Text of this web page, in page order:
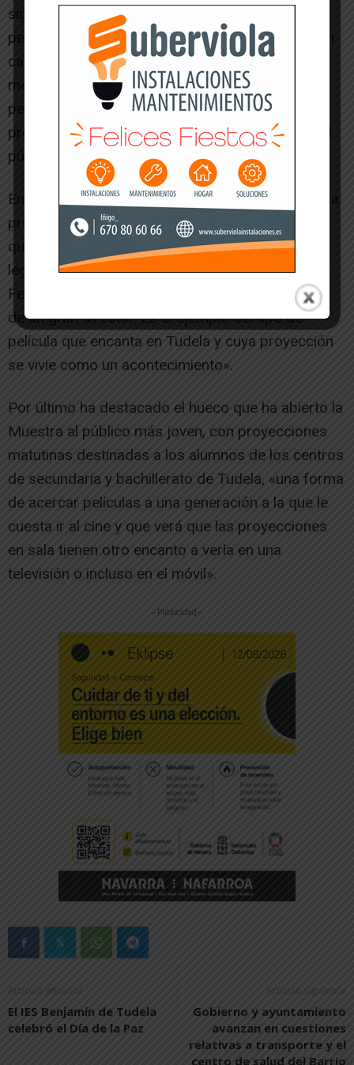
sigue la senda de ediciones anteriores,
permitiendo al público disfrutar de títulos de gran
calidad que no han tenido la repercusión que
merecen. «Las cifras, a veces, son desoladoras
pero tienen que ver con la ausencia de una
promoción que permita a estas películas llegar al
público que merecen», ha reivindicado.
Entre el cartel de este año, Alegre ha destacado la
presencia de «Cerrar los ojos», una proyección
que ha invitado a vivir como un acontecimiento
legendario. «Es una película que arrancó en el
Festival de Cannes y que ha supuesto el regreso
de un gran director. Es el ejemplo del tipo de
película que encanta en Tudela y cuya proyección
se vivie como un acontecimiento».
Por último ha destacado el hueco que ha abierto la
Muestra al público más joven, con proyecciones
matutinas destinadas a los alumnos de los centros
de secundaria y bachillerato de Tudela, «una forma
de acercar películas a una generación a la que le
cuesta ir al cine y que verá que las proyecciones
en sala tienen otro encanto a verla en una
televisión o incluso en el móvil».
-- Publicidad --
Artículo anterior
El IES Benjamín de Tudela
celebró el Día de la Paz
Artículo siguiente
Gobierno y ayuntamiento
avanzan en cuestiones
relativas a transporte y el
centro de salud del Barrio